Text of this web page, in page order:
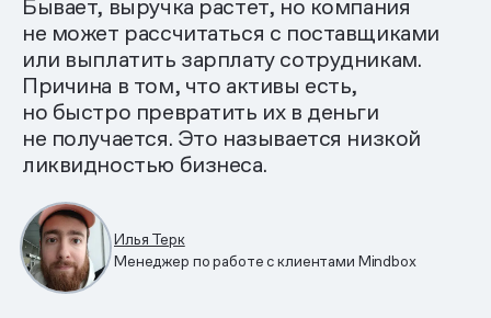
Бывает, выручка растет, но компания
не может рассчитаться с поставщиками
или выплатить зарплату сотрудникам.
Причина в том, что активы есть,
но быстро превратить их в деньги
не получается. Это называется низкой
ликвидностью бизнеса.
Илья Терк
Менеджер по работе с клиентами Mindbox